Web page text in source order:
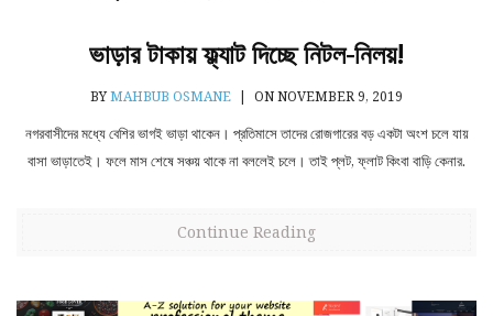
ভাড়ার টাকায় ফ্ল্যাট দিচ্ছে নিটল-নিলয়!
BYMAHBUB OSMANE | ON NOVEMBER 9, 2019
নগরবাসীদের মধ্যে বেশির ভাগই ভাড়া থাকেন। প্রতিমাসে তাদের রোজগারের বড় একটা অংশ চলে যায়
বাসা ভাড়াতেই। ফলে মাস শেষে সঞ্চয় থাকে না বললেই চলে। তাই প্লট, ফ্লাট কিংবা বাড়ি কেনার.
Continue Reading